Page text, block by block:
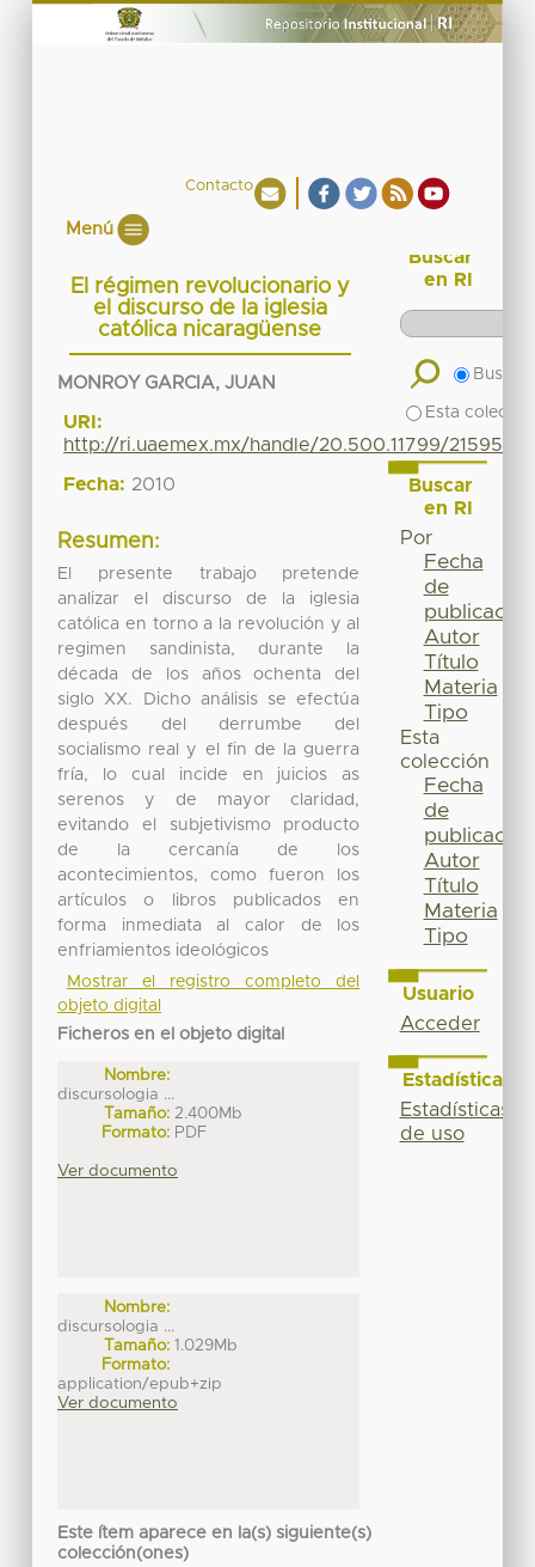
Contacto
Menú
El régimen revolucionario y
el discurso de la iglesia
católica nicaragüense
MONROY GARCIA, JUAN
URI:
http://ri.uaemex.mx/handle/20.500.11799/21595
Fecha: 2010
Resumen:
El presente trabajo pretende
analizar el discurso de la iglesia
católica en torno a la revolución y al
regimen sandinista, durante la
década de los años ochenta del
siglo XX. Dicho análisis se efectúa
después del derrumbe del
socialismo real y el fin de la guerra
fría, lo cual incide en juicios as
serenos y de mayor claridad,
evitando el subjetivismo producto
de la cercanía de los
acontecimientos, como fueron los
artículos o libros publicados en
forma inmediata al calor de los
enfriamientos ideológicos
Mostrar el registro completo del
objeto digital
Ficheros en el objeto digital
Nombre:
discursologia ...
Tamaño: 2.400Mb
Formato: PDF
Ver documento
Nombre:
discursologia ...
Tamaño: 1.029Mb
Formato:
application/epub+zip
Ver documento
Este ítem aparece en la(s) siguiente(s)
colección(ones)
Buscar
en RI
Buscar
Esta
Buscar
en RI
Por
Fecha
de
publicación
Autor
Título
Materia
Tipo
Esta
colección
Fecha
de
publicación
Autor
Título
Materia
Tipo
Usuario
Acceder
Estadísticas
Estadísticas
de uso